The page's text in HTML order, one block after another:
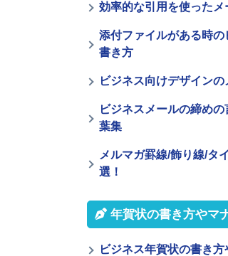
効率的な引用を使ったメ
添付ファイルがある時
書き方
ビジネス向けデザインの
ビジネスメールの締め
葉集
メルマガ罫線/飾り線/タ
選！
年賀状の書き方やマ
ビジネス年賀状の書き方